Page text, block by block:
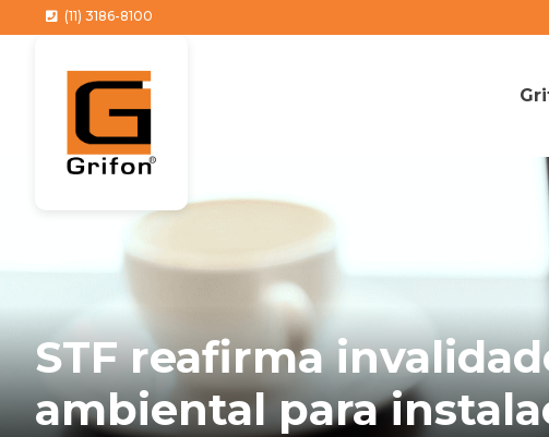
(11) 3186-8100
STF reafirma
ambiental para